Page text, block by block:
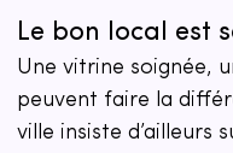
Le bon local est
Une vitrine soignée,
peuvent faire la
ville insiste d’ailleurs